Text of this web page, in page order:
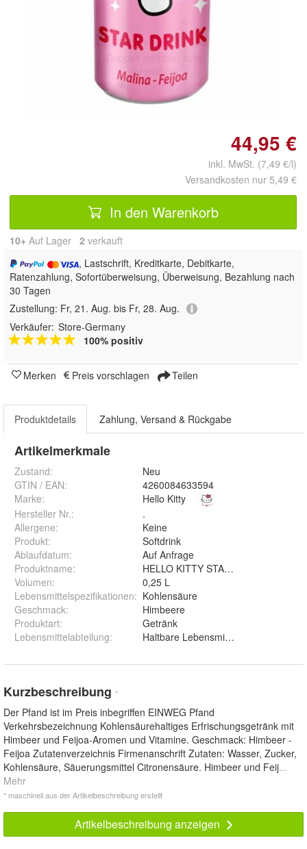
Doppelt antippen zum
vergrößern
44,95 €
inkl. MwSt. (7,49 €/l)
Versandkosten nur 5,49 €
In den Warenkorb
10+ Auf Lager 2 verkauft
, Lastschrift, Kreditkarte, Debitkarte,
Ratenzahlung, Sofortüberweisung, Überweisung, Bezahlung nach
30 Tagen
Zustellung: Fr, 21. Aug. bis Fr, 28. Aug.
Verkäufer: Store-Germany
100% positiv
Merken Preis vorschlagen Teilen
Produktdetails Zahlung, Versand & Rückgabe
Artikelmerkmale
Zustand:
Neu
GTIN / EAN:
4260084633594
Marke:
Hello Kitty
Hersteller Nr.:
.
Allergene:
Keine
Produkt:
Softdrink
Ablaufdatum:
Auf Anfrage
Produktname:
HELLO KITTY STAR DRINK
Volumen:
0,25 L
Lebensmittelspezifikationen: Kohlensäure
Geschmack:
Himbeere
Produktart:
Getränk
Lebensmittelabteilung: Haltbare Lebensmittel
Kurzbeschreibung *
Der Pfand ist im Preis inbegriffen EINWEG Pfand
Verkehrsbezeichnung Kohlensäurehaltiges Erfrischungsgetränk mit
Himbeer und Feijoa-Aromen und Vitamine. Geschmack: Himbeer -
Feijoa Zutatenverzeichnis Firmenanschrift Zutaten: Wasser, Zucker,
Kohlensäure, Säuerungsmittel Citronensäure. Himbeer und Feij...
Mehr
* maschinell aus der Artikelbeschreibung erstellt
Artikelbeschreibung anzeigen